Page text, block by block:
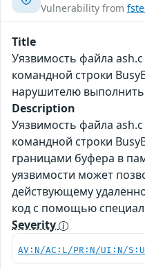
Vulnerability from
Title
Уязвимость файла
командной строки
нарушителю
Description
Уязвимость файла
командной строки
границами буфера в
уязвимости может
действующему
код с помощью
Severity
AV:N/AC:L/PR:N/UI:N/